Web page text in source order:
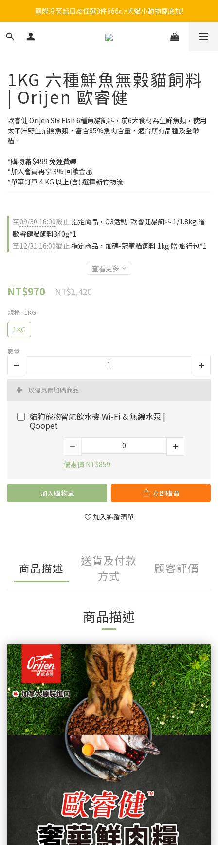
毛孩FUN暑假，飼料最低45折起😻只到9/21
😎吉老闆 即期飼料出清中💥只要599起
毛孩FUN暑假，飼料最低45折起😻只到9/21
1KG 六種鮮魚無榖貓飼料
| Orijen 歐睿健
歐睿健 Orijen Six Fish 6種魚貓飼料，前6大食材為生鮮魚類，使用
太平洋野生捕撈魚類，富含85%魚肉含量，適合所有品種及全齡
貓。
*購物滿 $499 免運費🚚
*加入會員再享 3% 回饋金💰
*單筆訂單 4 KG 以上(含) 選擇新竹物流
至09/30 16:00截止 指定商品，Q3活動-歐睿健貓飼料 1/1.8kg 贈
歐睿健貓飼料340g*1
至12/31 16:00截止 指定商品，加碼-冠軍貓飼料 1kg 贈 旅行包*1
查看更多
NT$1,420
NT$970
規格 : 1KG
1KG
數量
以優惠價加購商品
貓狗寵物智能飲水機 Wi-Fi & 無線水泵 |
Qoopet
優惠價 NT$859
加入購物車 立即購買
加入追蹤清單
商品描述
送貨及付款
方式
顧客評價
商品描述